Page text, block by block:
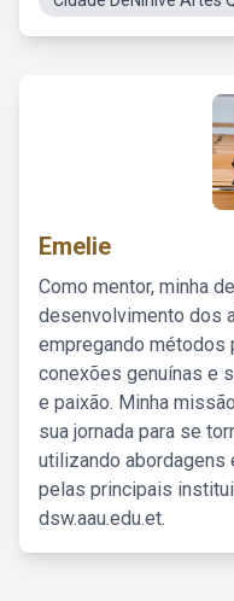
Emelie
Como mentor, minha
desenvolvimento dos
empregando métodos
conexões genuínas e
e paixão. Minha
sua jornada para se
utilizando abordagens
pelas principais
dsw.aau.edu.et.